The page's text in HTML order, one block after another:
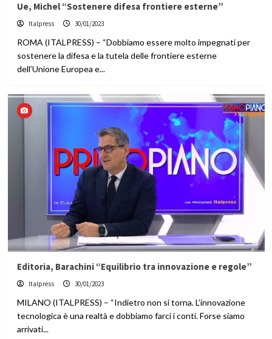
Ue, Michel “Sostenere difesa frontiere esterne”
Italpress 30/01/2023
ROMA (ITALPRESS) – “Dobbiamo essere molto impegnati per
sostenere la difesa e la tutela delle frontiere esterne
dell’Unione Europea e...
Editoria, Barachini “Equilibrio tra innovazione e regole”
Italpress 30/01/2023
MILANO (ITALPRESS) – “Indietro non si torna. L’innovazione
tecnologica è una realtà e dobbiamo farci i conti. Forse siamo
arrivati...